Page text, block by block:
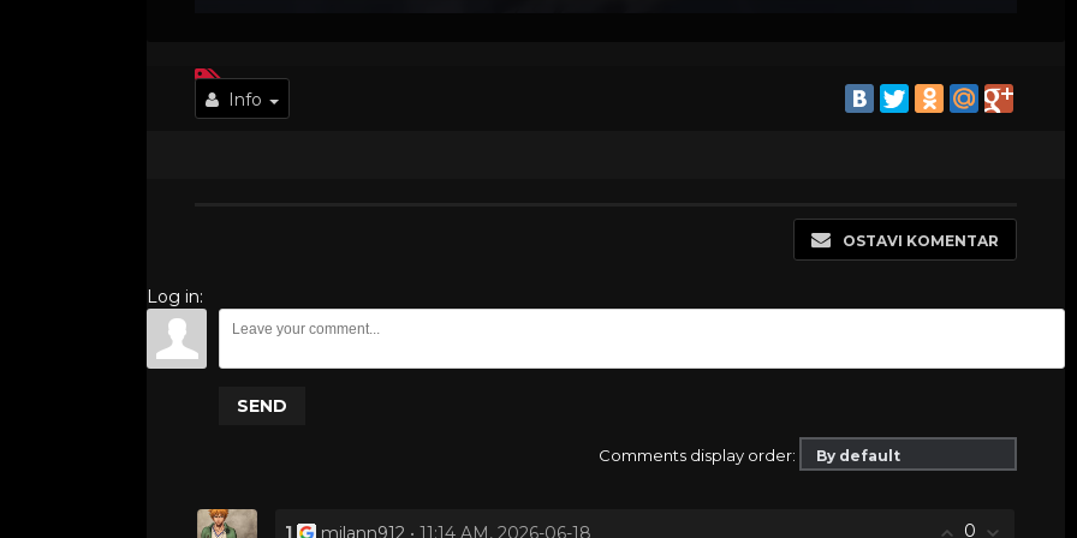
Info
OSTAVI KOMENTAR
Log in:
SEND
Comments display order:
0
1 • 11:14 AM, 2026-06-18